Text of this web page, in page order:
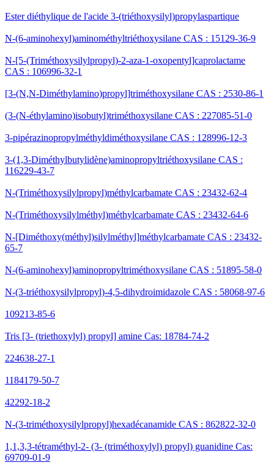
Ester diéthylique de l'acide 3-(triéthoxysilyl)propylaspartique
N-(6-aminohexyl)aminométhyltriéthoxysilane CAS : 15129-36-9
N-[5-(Triméthoxysilylpropyl)-2-aza-1-oxopentyl]caprolactame
CAS : 106996-32-1
[3-(N,N-Diméthylamino)propyl]triméthoxysilane CAS : 2530-86-1
(3-(N-éthylamino)isobutyl)triméthoxysilane CAS : 227085-51-0
3-pipérazinopropylméthyldiméthoxysilane CAS : 128996-12-3
3-(1,3-Diméthylbutylidène)aminopropyltriéthoxysilane CAS :
116229-43-7
N-(Triméthoxysilylpropyl)méthylcarbamate CAS : 23432-62-4
N-(Triméthoxysilylméthyl)méthylcarbamate CAS : 23432-64-6
N-[Diméthoxy(méthyl)silylméthyl]méthylcarbamate CAS : 23432-
65-7
N-(6-aminohexyl)aminopropyltriméthoxysilane CAS : 51895-58-0
N-(3-triéthoxysilylpropyl)-4,5-dihydroimidazole CAS : 58068-97-6
109213-85-6
Tris [3- (triethoxylyl) propyl] amine Cas: 18784-74-2
224638-27-1
1184179-50-7
42292-18-2
N-(3-triméthoxysilylpropyl)hexadécanamide CAS : 862822-32-0
1,1,3,3-tétraméthyl-2- (3- (triméthoxylyl) propyl) guanidine Cas:
69709-01-9